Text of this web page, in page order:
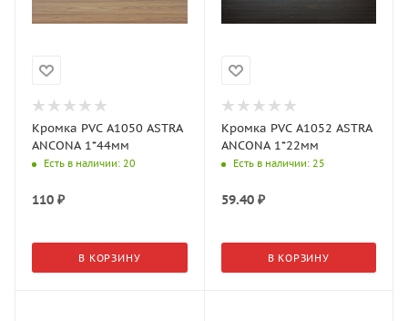
Кромка PVC A1050 ASTRA
ANCONA 1*44мм
Есть в наличии: 20
110 ₽
В КОРЗИНУ
Кромка PVC A1052 ASTRA
ANCONA 1*22мм
Есть в наличии: 25
59.40₽
В КОРЗИНУ